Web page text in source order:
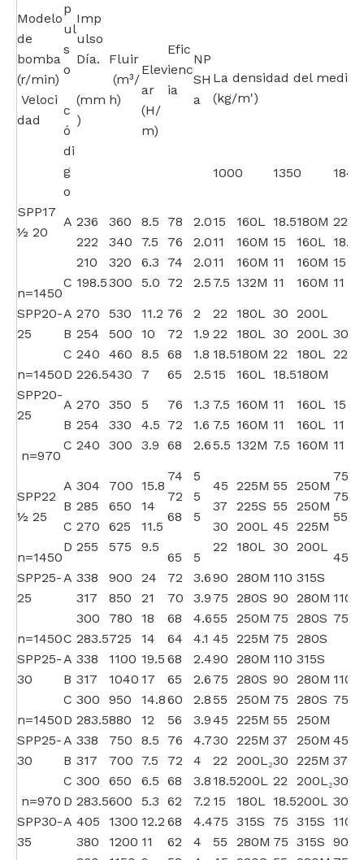
Modelo
de
bomba
(r/min)
Veloci
dad
p
ul
s
o
c
ó
di
g
o
Imp
ulso
Día.
(mm
)
Fluir
(m³/
h)
Elev
ar
(H/
m)
Efic
ienc
ia
NP
SH
a
La densidad del medio
(kg/m')
1000 1350 1840
SPP17
½ 20
n=1450
A
C
236
222
210
198.5
360
340
320
300
8.5
7.5
6.3
5.0
78
76
74
72
2.0
2.0
2.0
2.5
15
11
11
7.5
160L
160M
160M
132M
18.5
15
11
11
180M
160L
160M
160M
22
18.5
15
11
SPP20-
25
n=1450
A
B
C
D
270
254
240
226.5
530
500
460
430
11.2
10
8.5
7
76
72
68
65
2
1.9
1.8
2.5
22
22
18.5
15
180L
180L
180M
160L
30
30
22
18.5
200L
200L
180L
180M
30
22
SPP20-
25
n=970
A
B
C
270
254
240
350
330
300
5
4.5
3.9
76
72
68
1.3
1.6
2.6
7.5
7.5
5.5
160M
160M
132M
11
11
7.5
160L
160L
160M
15
11
11
SPP22
½ 25
n=1450
A
B
C
D
304
285
270
255
700
650
625
575
15.8
14
11.5
9.5
74
72
68
65
5
5
5
5
45
37
30
22
225M
225S
200L
180L
55
55
45
30
250M
250M
225M
200L
75
75
55
45
SPP25-
25
n=1450
A
C
338
317
300
283.5
900
850
780
725
24
21
18
14
72
70
68
64
3.6
3.9
4.6
4.1
90
75
55
45
280M
280S
250M
225M
110
90
75
75
315S
280M
280S
280S
110
75
SPP25-
30
n=1450
A
B
C
D
338
317
300
283.5
1100
1040
950
880
19.5
17
14.8
12
68
65
60
56
2.4
2.6
2.8
3.9
90
75
55
45
280M
280S
250M
225M
110
90
75
55
315S
280M
280S
250M
110
75
SPP25-
30
n=970
A
B
C
D
338
317
300
283.5
750
700
650
600
8.5
7.5
6.5
5.3
76
72
68
62
4.7
4
3.8
7.2
30
22
18.5
15
225M
200L₂
200L
180L
37
30
22
18.5
250M
225M
200L₂
200L
45
37
30
30
SPP30-
35
A 405
380
1300
1200
12.2
11
68
62
4.4
4
75
55
315S
280M
75
75
315S
315S
110
90